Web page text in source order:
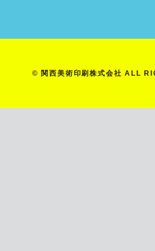
© 関西美術印刷株式会社 ALL